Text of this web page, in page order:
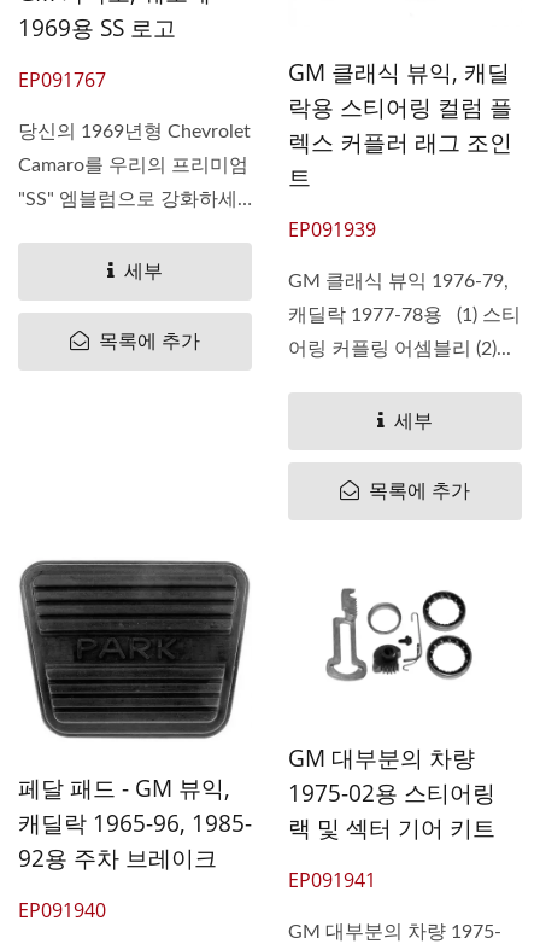
1969용 SS 로고
EP091767
당신의 1969년형 Chevrolet
Camaro를 우리의 프리미엄
"SS" 엠블럼으로 강화하세
세부
목록에 추가
GM 클래식 뷰익, 캐딜
락용 스티어링 컬럼 플
렉스 커플러 래그 조인
트
EP091939
GM 클래식 뷰익 1976-79,
캐딜락 1977-78용 (1) 스티
어링 커플링 어셈블리 (2)...
세부
목록에 추가
페달 패드 - GM 뷰익,
캐딜락 1965-96, 1985-
92용 주차 브레이크
EP091940
GM 대부분의 차량
1975-02용 스티어링
랙 및 섹터 기어 키트
EP091941
GM 대부분의 차량 1975-